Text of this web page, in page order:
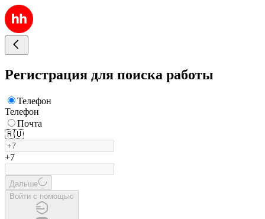
Регистрация для поиска работы
Телефон
Телефон
Почта
🇷🇺
+7
Дальше
Войти с помощью